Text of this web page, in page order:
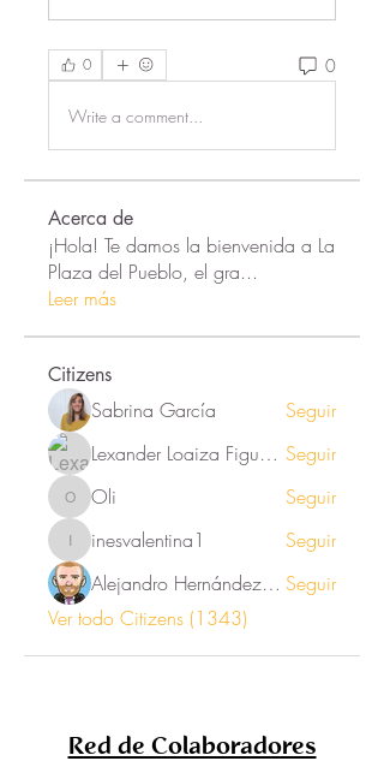
0 0
Write a comment...
Acerca de
¡Hola! Te damos la bienvenida a La
Plaza del Pueblo, el gra...
Leer más
Citizens
Sabrina García
Seguir
Lexander Loaiza Figueroa Seguir
Oli Oli Seguir
inesvalentina1
inesvalentina1
Seguir
Alejandro Hernández Renner Seguir
Ver todo Citizens (1343)
Red de Colaboradores